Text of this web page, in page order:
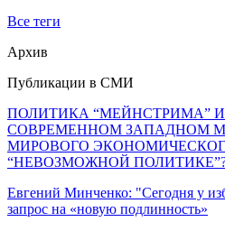
Все теги
Архив
Публикации в СМИ
ПОЛИТИКА “МЕЙНСТРИМА”
СОВРЕМЕННОМ ЗАПАДНОМ
МИРОВОГО
“НЕВОЗМОЖНОЙ
Евгений Минченко: "Сегодня у
запрос на «новую подлинность»